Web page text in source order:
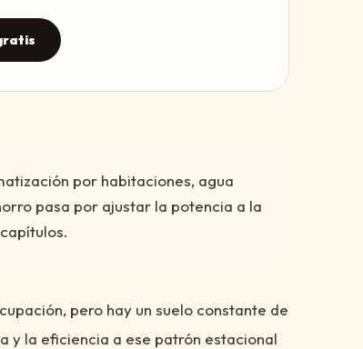
por habitaciones, agua
pasa por ajustar la potencia a la
pero hay un suelo constante de
y la eficiencia a ese patrón estacional